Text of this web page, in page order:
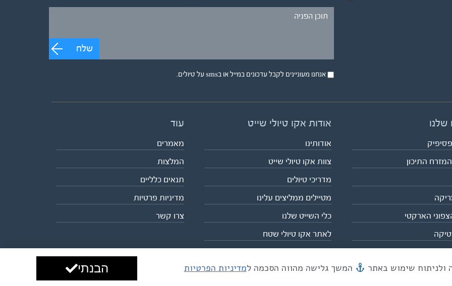
שלח
אנחנו מעוניינים לקבל עדכונים במייל או בsms על טיולים.
שלנו
התיכון
הארקטי
אודות אקו טיולי שייט
אודותינו
צוות אקו טיולי שייט
מדריכי טיולים
מטיילים ממליצים עלינו
כלי השייט שלנו
לאתר אקו טיולי שטח
עוד
מאמרים
המלצות
תנאים כלליים
מדיניות פרטיות
צרו קשר
מייל mail@eco.co.il | כתובתנו המסגר 55, תל אביב עיצוב ופיתוח: ביבר גלובל
המשך גלישה מהווה הסכמה למדיניות הפרטיות הבנתי